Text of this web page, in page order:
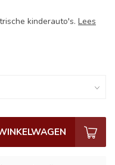
kinderauto's. Lees